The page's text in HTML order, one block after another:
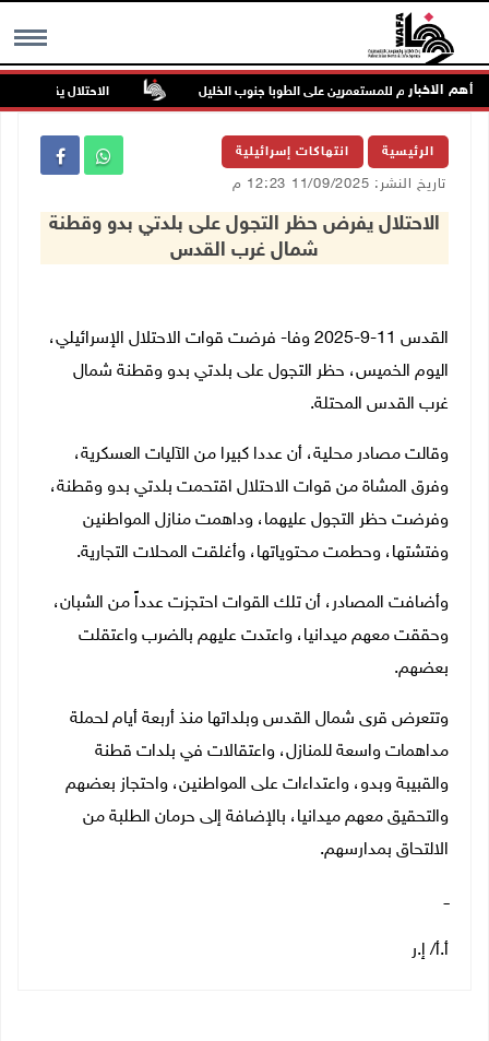
MENU أهم الاخبار
في هجوم للمستعمرين على الطوبا جنوب الخليل الاحتلال يقتحم عورتا
الرئيسية انتهاكات إسرائيلية
تاريخ النشر: 11/09/2025 12:23 م
الاحتلال يفرض حظر التجول على بلدتي بدو وقطنة
شمال غرب القدس
القدس 11-9-2025 وفا- فرضت قوات الاحتلال الإسرائيلي،
اليوم الخميس، حظر التجول على بلدتي بدو وقطنة شمال
غرب القدس المحتلة.
وقالت مصادر محلية، أن عددا كبيرا من الآليات العسكرية،
وفرق المشاة من قوات الاحتلال اقتحمت بلدتي بدو وقطنة،
وفرضت حظر التجول عليهما، وداهمت منازل المواطنين
وفتشتها، وحطمت محتوياتها، وأغلقت المحلات التجارية.
وأضافت المصادر، أن تلك القوات احتجزت عدداً من الشبان،
وحققت معهم ميدانيا، واعتدت عليهم بالضرب واعتقلت
بعضهم.
وتتعرض قرى شمال القدس وبلداتها منذ أربعة أيام لحملة
مداهمات واسعة للمنازل، واعتقالات في بلدات قطنة
والقبيبة وبدو، واعتداءات على المواطنين، واحتجاز بعضهم
والتحقيق معهم ميدانيا، بالإضافة إلى حرمان الطلبة من
الالتحاق بمدارسهم.
ــ
أ.أ/ إ.ر